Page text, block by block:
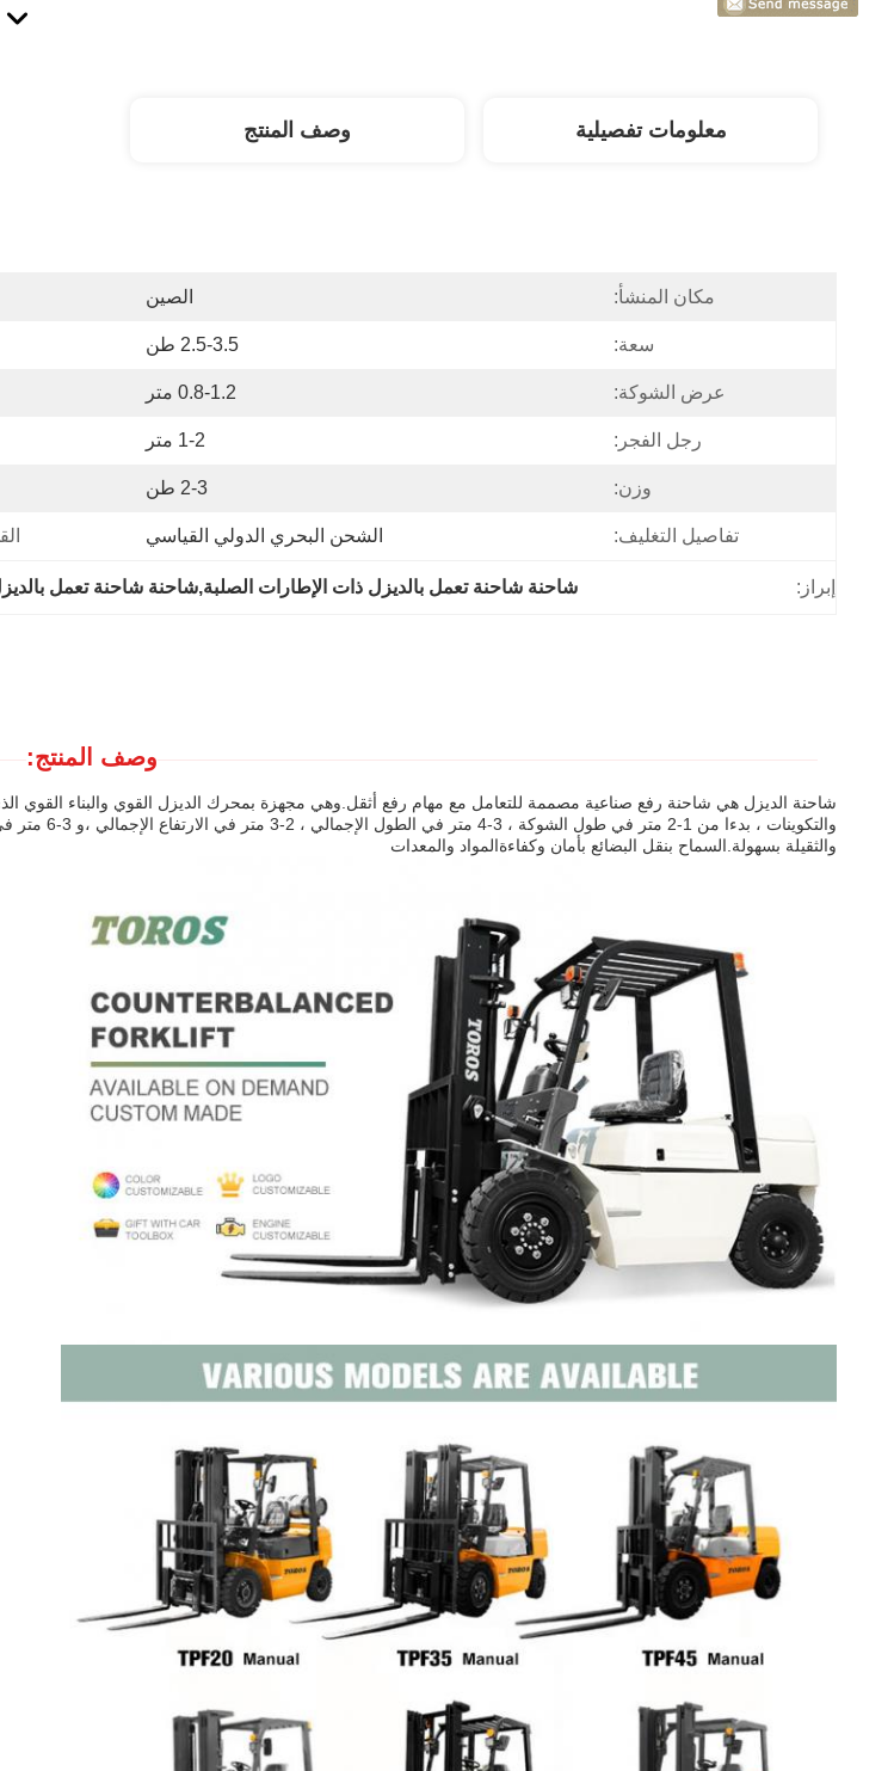
معلومات تفصيلية وصف المنتج
مكان المنشأ: الصين
سعة: 2.5-3.5 طن
عرض الشوكة: 0.8-1.2 متر
رجل الفجر: 1-2 متر
وزن: 2-3 طن
تفاصيل التغليف: الشحن البحري الدولي القياسي
إبراز: شاحنة شاحنة تعمل بالديزل ذات الإطارات الصلبة,شاحنة شاحنة تعمل
وصف المنتج:
شاحنة الديزل هي شاحنة رفع صناعية مصممة للتعامل مع مهام رفع أثقل.وهي مجهزة بمحرك الديزل القوي والبناء القوي
والثقيلة بسهولة.السماح بنقل البضائع بأمان وكفاءةالمواد والمعدات